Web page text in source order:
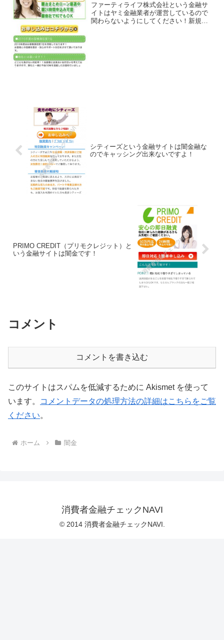
ファーティライフ株式会社という金融サ
イトはヤミ金融業者が運営しているので
関わらないようにしてください！新規お
シティーズという金融サイトは闇金融な
のでキャッシング出来ないですよ！
PRIMO CREDIT（プリモクレジット）と
いう金融サイトは闇金です！
コメント
コメントを書き込む
このサイトはスパムを低減するために Akismet を使って
います。
コメントデータの処理方法の詳細はこちらをご覧
ください。
ホーム 闇金
消費者金融チェックNAVI
© 2014 消費者金融チェックNAVI.